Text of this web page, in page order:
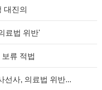
대진의
료법 위반'
류 적법
선사, 의료법 위반...